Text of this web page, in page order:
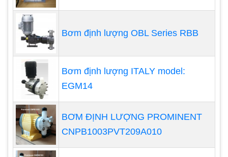
Bơm định lượng OBL Series RBB
Bơm định lượng ITALY model:
EGM14
BƠM ĐỊNH LƯỢNG PROMINENT
CNPB1003PVT209A010